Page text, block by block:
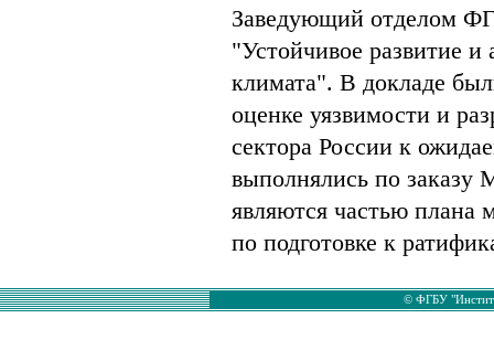
Заведующий отделом
"Устойчивое развитие и
климата". В докладе
оценке уязвимости и
сектора России к
выполнялись по заказу
являются частью плана
по подготовке к
© ФГБУ